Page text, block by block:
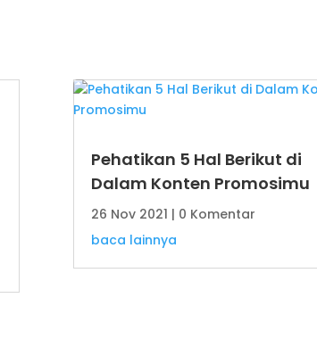
Pehatikan 5 Hal Berikut di
Dalam Konten Promosimu
26 Nov 2021 | 0 Komentar
baca lainnya